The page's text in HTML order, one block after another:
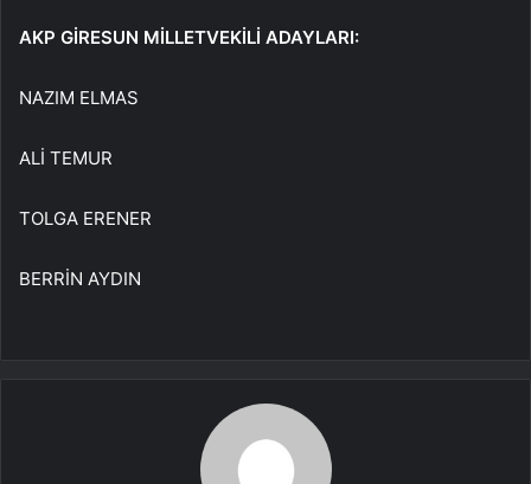
AKP GİRESUN MİLLETVEKİLİ ADAYLARI:
NAZIM ELMAS
ALİ TEMUR
TOLGA ERENER
BERRİN AYDIN